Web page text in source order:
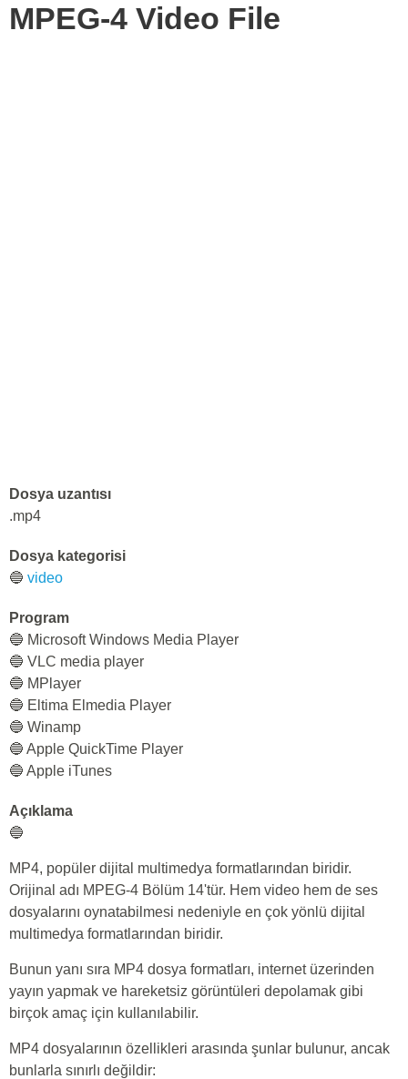
MPEG-4 Video File
Dosya uzantısı
.mp4
Dosya kategorisi
🔵 video
Program
🔵 Microsoft Windows Media Player
🔵 VLC media player
🔵 MPlayer
🔵 Eltima Elmedia Player
🔵 Winamp
🔵 Apple QuickTime Player
🔵 Apple iTunes
Açıklama
🔵
MP4, popüler dijital multimedya formatlarından biridir.
Orijinal adı MPEG-4 Bölüm 14'tür. Hem video hem de ses
dosyalarını oynatabilmesi nedeniyle en çok yönlü dijital
multimedya formatlarından biridir.
Bunun yanı sıra MP4 dosya formatları, internet üzerinden
yayın yapmak ve hareketsiz görüntüleri depolamak gibi
birçok amaç için kullanılabilir.
MP4 dosyalarının özellikleri arasında şunlar bulunur, ancak
bunlarla sınırlı değildir: